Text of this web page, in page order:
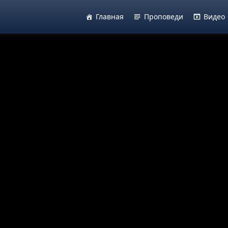
Главная Проповеди Видео